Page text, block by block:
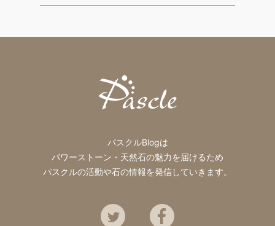
パスクルBlogは
パワーストーン・天然石の魅力を届けるため
パスクルの活動や石の情報を発信していきます。
Twitter